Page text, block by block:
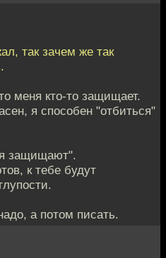
так зачем же так
меня кто-то защищает.
я способен "отбиться"
защищают".
к тебе будут
а потом писать.